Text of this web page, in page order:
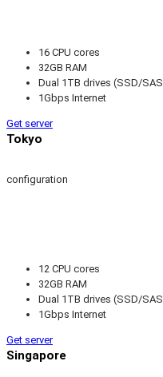
16 CPU cores
32GB RAM
Dual 1TB drives (SSD/
1Gbps Internet
Get server
Tokyo
configuration
12 CPU cores
32GB RAM
Dual 1TB drives (SSD/
1Gbps Internet
Get server
Singapore